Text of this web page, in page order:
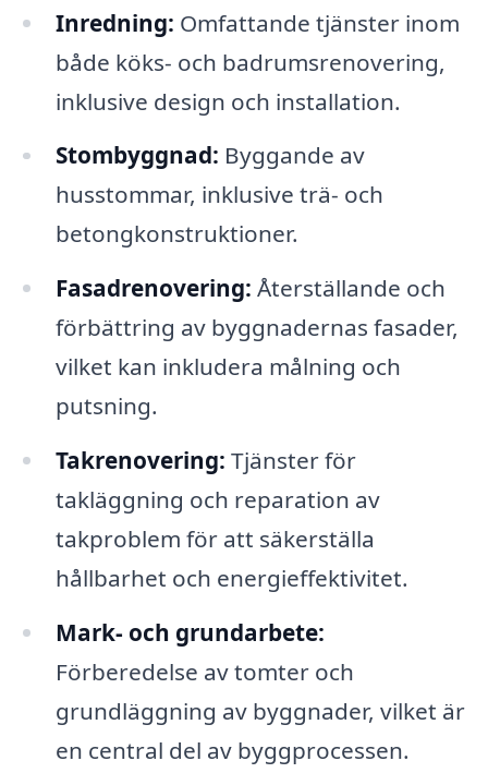
Inredning: Omfattande tjänster inom
både köks- och badrumsrenovering,
inklusive design och installation.
Stombyggnad: Byggande av
husstommar, inklusive trä- och
betongkonstruktioner.
Fasadrenovering: Återställande och
förbättring av byggnadernas fasader,
vilket kan inkludera målning och
putsning.
Takrenovering: Tjänster för
takläggning och reparation av
takproblem för att säkerställa
hållbarhet och energieffektivitet.
Mark- och grundarbete:
Förberedelse av tomter och
grundläggning av byggnader, vilket är
en central del av byggprocessen.